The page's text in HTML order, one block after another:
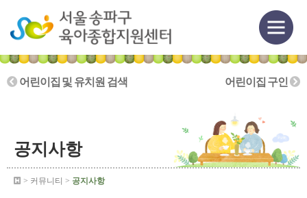
어린이집 및 유치원 검색 어린이집 구인
공지사항
> 커뮤니티 > 공지사항